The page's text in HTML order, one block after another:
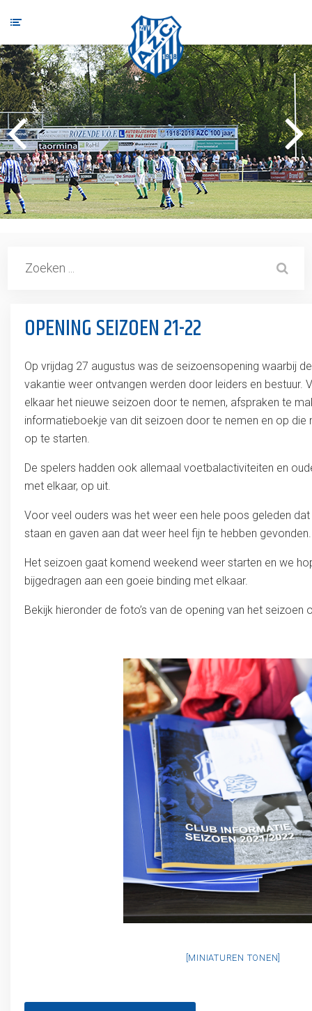
OPENING SEIZOEN 21-22
Op vrijdag 27 augustus was de seizoensopening waarbij
vakantie weer ontvangen werden door leiders en bestuur.
elkaar het nieuwe seizoen door te nemen, afspraken te
informatieboekje van dit seizoen door te nemen en op die
op te starten.
De spelers hadden ook allemaal voetbalactiviteiten en
met elkaar, op uit.
Voor veel ouders was het weer een hele poos geleden
staan en gaven aan dat weer heel fijn te hebben gevonden.
Het seizoen gaat komend weekend weer starten en we
bijgedragen aan een goeie binding met elkaar.
Bekijk hieronder de foto’s van de opening van het seizoen
[MINIATUREN TONEN]